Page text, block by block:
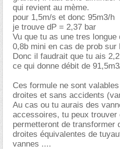
qui revient au mème.
pour 1,5m/s et donc 95m3/h
je trouve dP = 2,37 bar
Vu que tu as une tres
0,8b mini en cas de prob sur
Donc il faudrait que tu ais
ce qui donne débit de
Ces formule ne sont
droites et sans accidents
Au cas ou tu aurais des
accessoires, tu peux trouver
permetteront de transformer
droites équivalentes de
vannes ....